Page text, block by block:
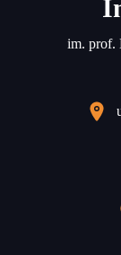
im. prof.